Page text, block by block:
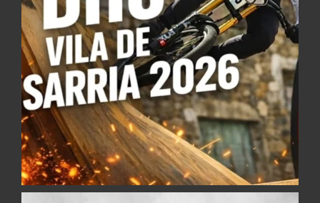
peraltes despois. Vamos adentrando nunha
carballeira collendo velocidade polo
sendeiro estreito, con varias reviradas.
Finalmente chegamos a meta compartida
cos circuitos de Guillade, Dientes e Free,
cunha sensación de haber montado nunha
montaña rusa e con gañas de repetir.